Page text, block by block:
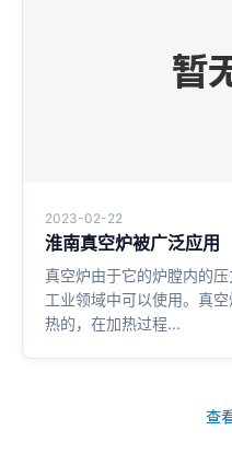
2023-02-22
淮南真空炉被广泛应用
真空炉由于它的炉膛内的
工业领域中可以使用。真
热的，在加热过程...
查